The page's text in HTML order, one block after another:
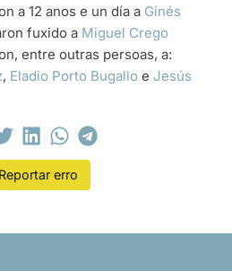
a 12 anos e un día a Ginés
fuxido a Miguel Crego
entre outras persoas, a:
, Eladio Porto Bugallo e Jesús
erro